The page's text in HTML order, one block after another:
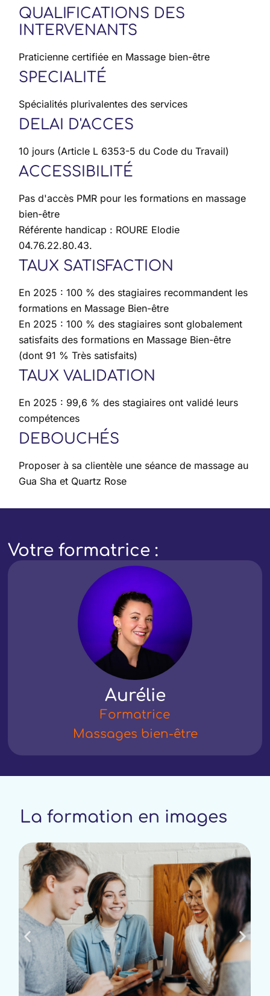
QUALIFICATIONS DES
INTERVENANTS
Praticienne certifiée en Massage bien-être
SPECIALITÉ
Spécialités plurivalentes des services
DELAI D'ACCES
10 jours (Article L 6353-5 du Code du Travail)
ACCESSIBILITÉ
Pas d'accès PMR pour les formations en massage
bien-être
Référente handicap : ROURE Elodie
04.76.22.80.43.
TAUX SATISFACTION
En 2025 : 100 % des stagiaires recommandent les
formations en Massage Bien-être
En 2025 : 100 % des stagiaires sont globalement
satisfaits des formations en Massage Bien-être
(dont 91 % Très satisfaits)
TAUX VALIDATION
En 2025 : 99,6 % des stagiaires ont validé leurs
compétences
DEBOUCHÉS
Proposer à sa clientèle une séance de massage au
Gua Sha et Quartz Rose
Votre formatrice :
Aurélie
Formatrice
Massages bien-être
La formation en images